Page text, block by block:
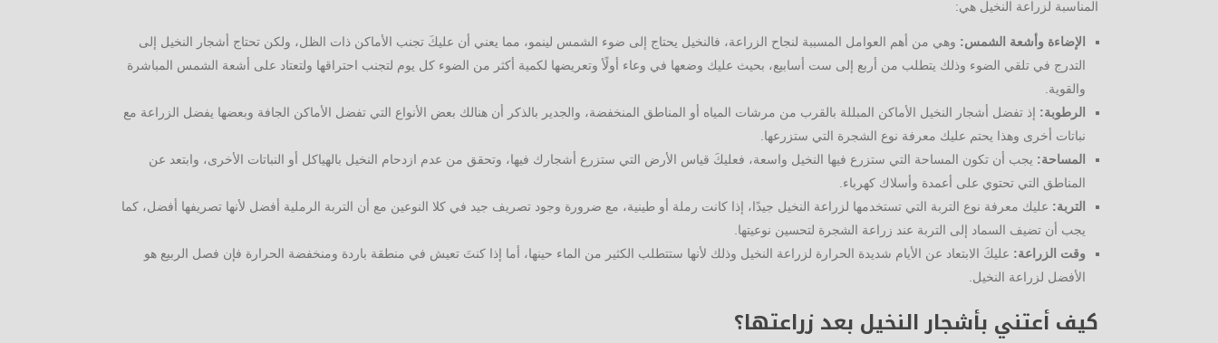
المناسبة لزراعة النخيل هي:
الإضاءة وأشعة الشمس: وهي من أهم العوامل المسببة لنجاح الزراعة، فالنخيل يحتاج إلى ضوء الشمس لينمو، مما يعني أن عليكَ تجنب الأماكن ذات الظل، ولكن تحتاج أشجار النخيل إلى
التدرج في تلقي الضوء وذلك يتطلب من أربع إلى ست أسابيع، بحيث عليك وضعها في وعاء أولًأ وتعريضها لكمية أكثر من الضوء كل يوم لتجنب احتراقها ولتعتاد على أشعة الشمس المباشرة
والقوية.
الرطوبة: إذ تفضل أشجار النخيل الأماكن المبللة بالقرب من مرشات المياه أو المناطق المنخفضة، والجدير بالذكر أن هنالك بعض الأنواع التي تفضل الأماكن الجافة وبعضها يفضل الزراعة مع
نباتات أخرى وهذا يحتم عليك معرفة نوع الشجرة التي ستزرعها.
المساحة: يجب أن تكون المساحة التي ستزرع فيها النخيل واسعة، فعليكَ قياس الأرض التي ستزرع أشجارك فيها، وتحقق من عدم ازدحام النخيل بالهياكل أو النباتات الأخرى، وابتعد عن
المناطق التي تحتوي على أعمدة وأسلاك كهرباء.
التربة: عليك معرفة نوع التربة التي تستخدمها لزراعة النخيل جيدًا، إذا كانت رملة أو طينية، مع ضرورة وجود تصريف جيد في كلا النوعين مع أن التربة الرملية أفضل لأنها تصريفها أفضل، كما
يجب أن تضيف السماد إلى التربة عند زراعة الشجرة لتحسين نوعيتها.
وقت الزراعة: عليكَ الابتعاد عن الأيام شديدة الحرارة لزراعة النخيل وذلك لأنها ستتطلب الكثير من الماء حينها، أما إذا كنتَ تعيش في منطقة باردة ومنخفضة الحرارة فإن فصل الربيع هو
الأفضل لزراعة النخيل.
كيف أعتني بأشجار النخيل بعد زراعتها؟